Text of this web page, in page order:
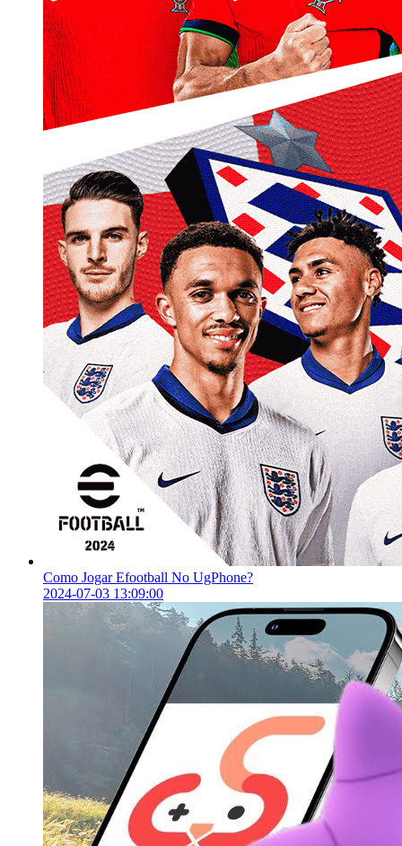
Como Jogar Efootball No UgPhone?
2024-07-03 13:09:00